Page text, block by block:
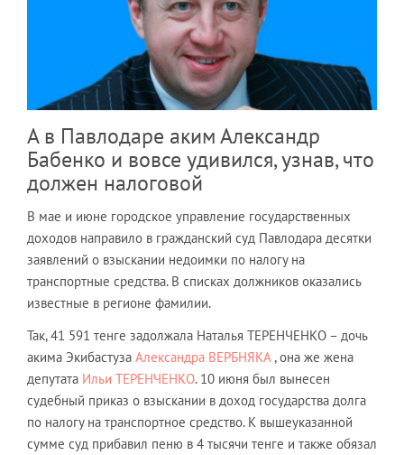
А в Павлодаре аким Александр
Бабенко и вовсе удивился, узнав, что
должен налоговой
В мае и июне городское управление государственных
доходов направило в гражданский суд Павлодара десятки
заявлений о взыскании недоимки по налогу на
транспортные средства. В списках должников оказались
известные в регионе фамилии.
Так, 41 591 тенге задолжала Наталья ТЕРЕНЧЕНКО – дочь
акима Экибастуза Александра ВЕРБНЯКА , она же жена
депутата Ильи ТЕРЕНЧЕНКО. 10 июня был вынесен
судебный приказ о взыскании в доход государства долга
по налогу на транспортное средство. К вышеуказанной
сумме суд прибавил пеню в 4 тысячи тенге и также обязал